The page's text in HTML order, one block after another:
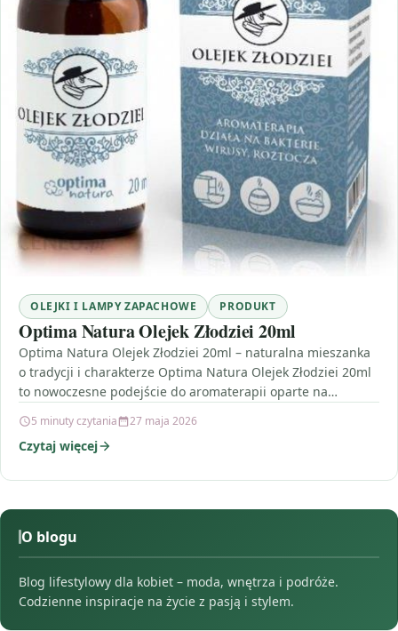
OLEJKI I LAMPY ZAPACHOWE PRODUKT
Optima Natura Olejek Złodziei 20ml
Optima Natura Olejek Złodziei 20ml – naturalna mieszanka
o tradycji i charakterze Optima Natura Olejek Złodziei 20ml
to nowoczesne podejście do aromaterapii oparte na…
5 minuty czytania 27 maja 2026
Czytaj więcej
O blogu
Blog lifestylowy dla kobiet – moda, wnętrza i podróże.
Codzienne inspiracje na życie z pasją i stylem.